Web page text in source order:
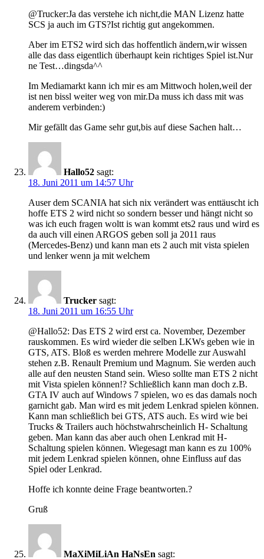
@Trucker:Ja das verstehe ich nicht,die MAN Lizenz hatte
SCS ja auch im GTS?Ist richtig gut angekommen.
Aber im ETS2 wird sich das hoffentlich ändern,wir wissen
alle das dass eigentlich überhaupt kein richtiges Spiel ist.Nur
ne Test…dingsda^^
Im Mediamarkt kann ich mir es am Mittwoch holen,weil der
ist nen bissl weiter weg von mir.Da muss ich dass mit was
anderem verbinden:)
Mir gefällt das Game sehr gut,bis auf diese Sachen halt…
Hallo52 sagt:
18. Juni 2011 um 14:57 Uhr
Auser dem SCANIA hat sich nix verändert was enttäuscht ich
hoffe ETS 2 wird nicht so sondern besser und hängt nicht so
was ich euch fragen woltt is wan kommt ets2 raus und wird es
da auch vill einen ARGOS geben soll ja 2011 raus
(Mercedes-Benz) und kann man ets 2 auch mit vista spielen
und lenker wenn ja mit welchem
Trucker sagt:
18. Juni 2011 um 16:55 Uhr
@Hallo52: Das ETS 2 wird erst ca. November, Dezember
rauskommen. Es wird wieder die selben LKWs geben wie in
GTS, ATS. Bloß es werden mehrere Modelle zur Auswahl
stehen z.B. Renault Premium und Magnum. Sie werden auch
alle auf den neusten Stand sein. Wieso sollte man ETS 2 nicht
mit Vista spielen können!? Schließlich kann man doch z.B.
GTA IV auch auf Windows 7 spielen, wo es das damals noch
garnicht gab. Man wird es mit jedem Lenkrad spielen können.
Kann man schließlich bei GTS, ATS auch. Es wird wie bei
Trucks & Trailers auch höchstwahrscheinlich H- Schaltung
geben. Man kann das aber auch ohen Lenkrad mit H-
Schaltung spielen können. Wiegesagt man kann es zu 100%
mit jedem Lenkrad spielen können, ohne Einfluss auf das
Spiel oder Lenkrad.
Hoffe ich konnte deine Frage beantworten.?
Gruß
MaXiMiLiAn HaNsEn sagt: